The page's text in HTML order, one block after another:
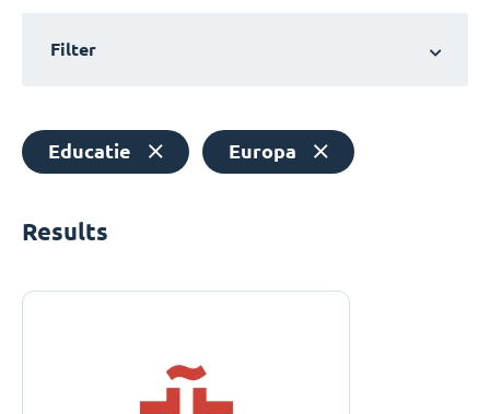
Filter
Educatie Europa
Results